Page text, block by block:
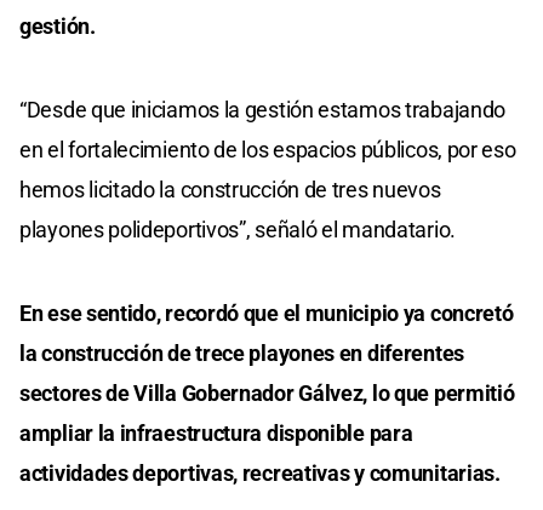
gestión.
“Desde que iniciamos la gestión estamos trabajando
en el fortalecimiento de los espacios públicos, por eso
hemos licitado la construcción de tres nuevos
playones polideportivos”, señaló el mandatario.
En ese sentido, recordó que el municipio ya concretó
la construcción de trece playones en diferentes
sectores de Villa Gobernador Gálvez, lo que permitió
ampliar la infraestructura disponible para
actividades deportivas, recreativas y comunitarias.